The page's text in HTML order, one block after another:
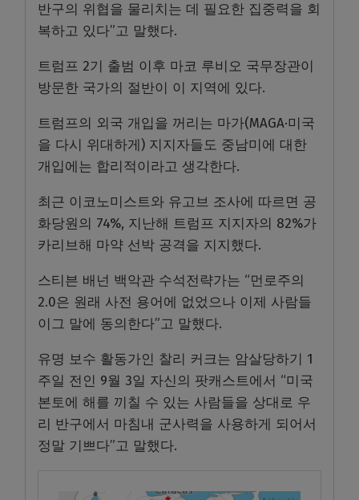
반구의 위협을 물리치는 데 필요한 집중력을 회
복하고 있다”고 말했다.
트럼프 2기 출범 이후 마코 루비오 국무장관이
방문한 국가의 절반이 이 지역에 있다.
트럼프의 외국 개입을 꺼리는 마가(MAGA·미국
을 다시 위대하게) 지지자들도 중남미에 대한
개입에는 합리적이라고 생각한다.
최근 이코노미스트와 유고브 조사에 따르면 공
화당원의 74%, 지난해 트럼프 지지자의 82%가
카리브해 마약 선박 공격을 지지했다.
스티븐 배넌 백악관 수석전략가는 “먼로주의
2.0은 원래 사전 용어에 없었으나 이제 사람들
이그 말에 동의한다”고 말했다.
유명 보수 활동가인 찰리 커크는 암살당하기 1
주일 전인 9월 3일 자신의 팟캐스트에서 “미국
본토에 해를 끼칠 수 있는 사람들을 상대로 우
리 반구에서 마침내 군사력을 사용하게 되어서
정말 기쁘다”고 말했다.